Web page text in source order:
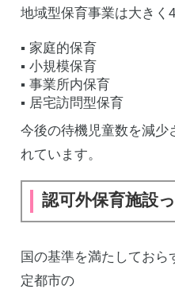
地域型保育事業は大きく
▪️ 家庭的保育
▪️ 小規模保育
▪️ 事業所内保育
▪️ 居宅訪問型保育
今後の待機児童数を減少
れています。
認可外保育施設
国の基準を満たしてお
定都市の